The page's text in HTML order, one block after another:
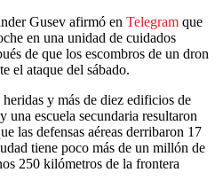
Gusev afirmó en Telegram que
en una unidad de cuidados
de que los escombros de un dron
el ataque del sábado.
y más de diez edificios de
una escuela secundaria resultaron
las defensas aéreas derribaron 17
tiene poco más de un millón de
250 kilómetros de la frontera